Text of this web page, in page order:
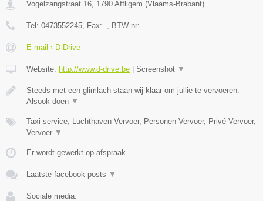
Vogelzangstraat 16 1790 Affligem (Vlaams-Brabant)
Tel: 0473552245 , Fax: - , BTW-nr: -
E-mail › D-Drive
Website: http://www.d-drive.be Screenshot ▼
Steeds met een glimlach staan wij klaar om jullie te vervoeren.
Alsook doen ▼
Taxi service, Luchthaven Vervoer, Personen Vervoer, Privé Vervoer,
Vervoer ▼
Er wordt gewerkt op afspraak.
Laatste facebook posts ▼
Sociale media: